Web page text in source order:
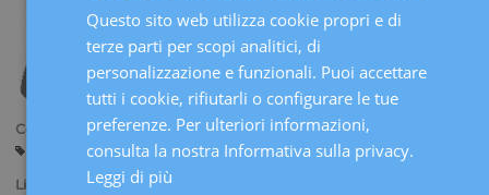
Centri:
Barcellona
Lingue:
SPANISH
DEUTSCH
Questo sito web utilizza cookie propri e di
terze parti per scopi analitici, di
personalizzazione e funzionali. Puoi accettare
tutti i cookie, rifiutarli o configurare le tue
preferenze. Per ulteriori informazioni,
consulta la nostra Informativa sulla privacy.
Leggi di più